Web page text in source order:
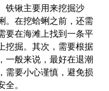
铁锹主要用来挖掘沙
。在挖蛤蜊之前，还需
要在海滩上找到一条平
挖掘。其次，需要根据
一般来说，最好在退潮
需要小心谨慎，避免损
。